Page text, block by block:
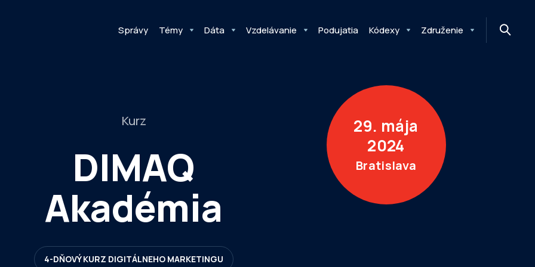
Správy Témy Dáta Vzdelávanie Podujatia Kódexy Združenie
MONITOR DIMAQ NEWSLETTER
Kurz
DIMAQ
Akadémia
4-DŇOVÝ KURZ DIGITÁLNEHO MARKETINGU
29. mája
2024
Bratislava